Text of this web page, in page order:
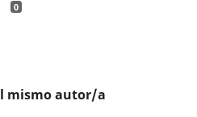
0
mismo autor/a